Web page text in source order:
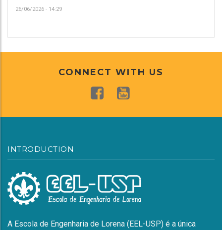
26/06/2026 - 14:29
CONNECT WITH US
INTRODUCTION
A Escola de Engenharia de Lorena (EEL-USP) é a única